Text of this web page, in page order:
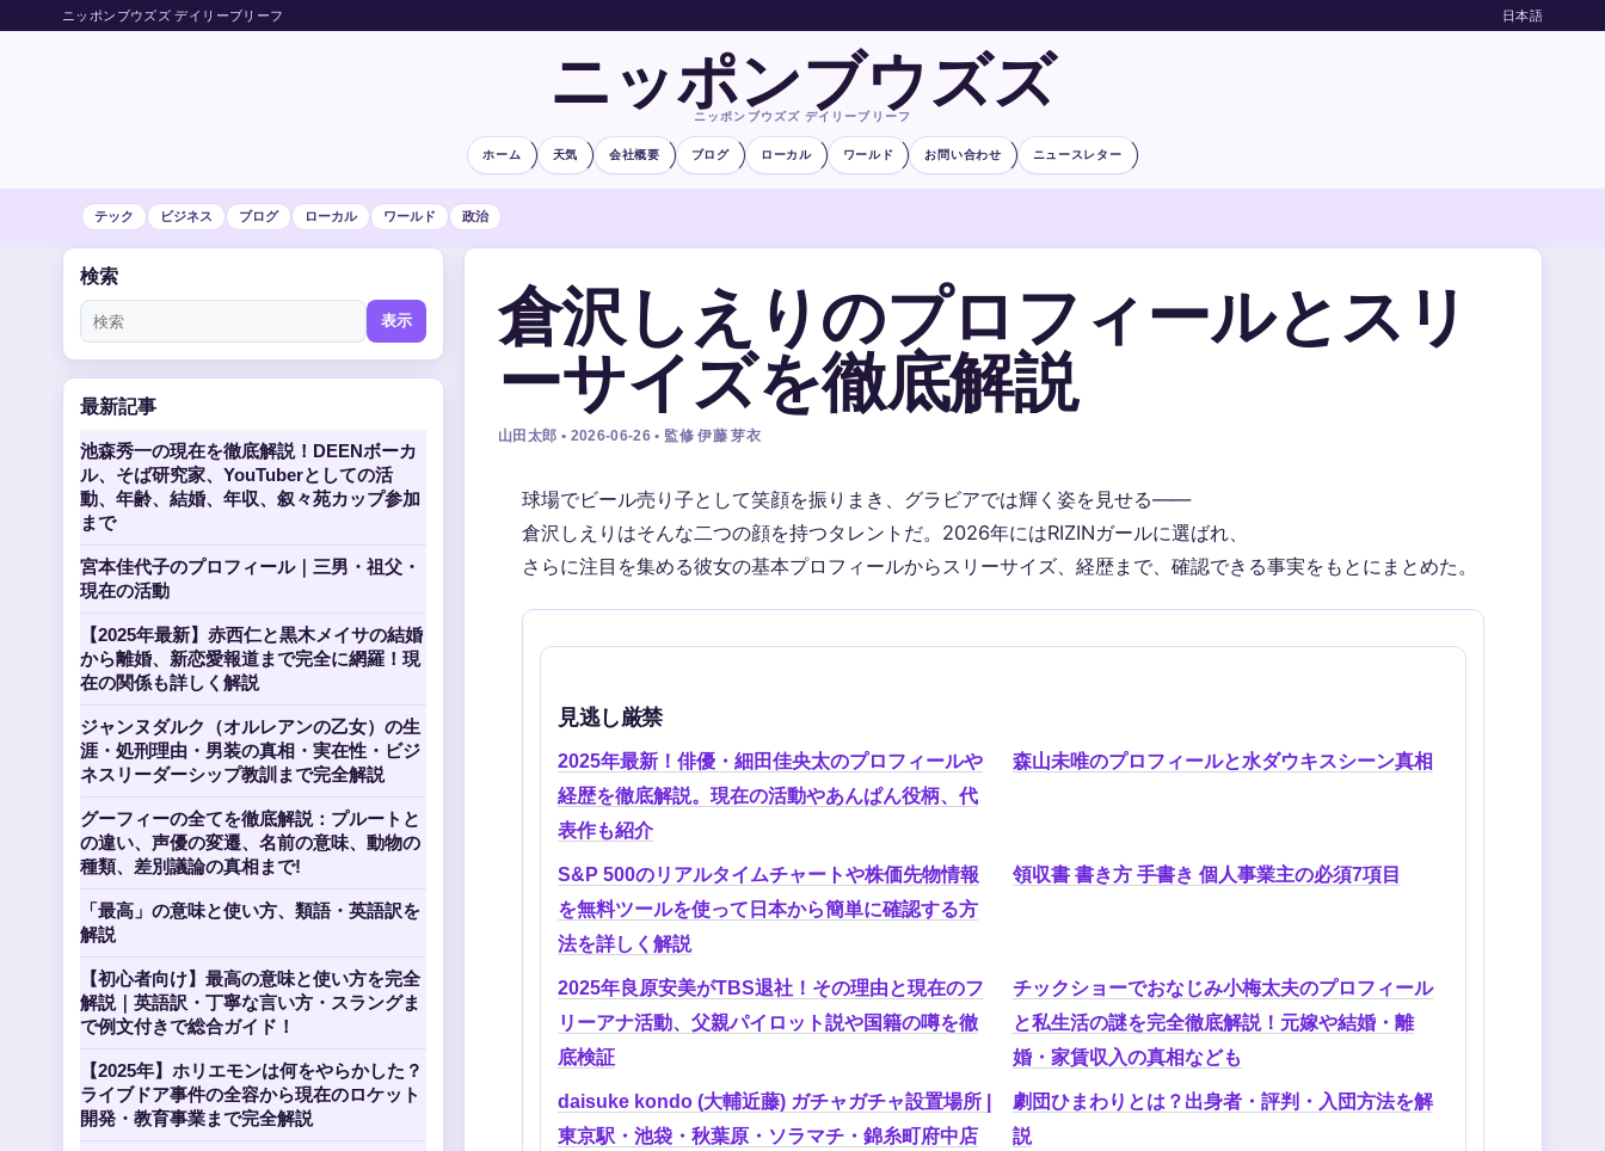
ニッポンブウズズ デイリーブリーフ 日本語
ニッポンブウズズ
ニッポンブウズズ デイリーブリーフ
ホーム 天気 会社概要 ブログ ローカル ワールド お問い合わせ ニュースレター
テック ビジネス ブログ ローカル ワールド 政治
倉沢しえりのプロフィールとスリ
ーサイズを徹底解説
山田太郎 • 2026-06-26 • 監修 伊藤 芽衣
球場でビール売り子として笑顔を振りまき、グラビアでは輝く姿を見せる——
倉沢しえりはそんな二つの顔を持つタレントだ。2026年にはRIZINガールに選ばれ、
さらに注目を集める彼女の基本プロフィールからスリーサイズ、経歴まで、確認できる事実をもとにまとめた。
見逃し厳禁
2025年最新！俳優・細田佳央太のプロフィールや
経歴を徹底解説。現在の活動やあんぱん役柄、代
表作も紹介
森山未唯のプロフィールと水ダウキスシーン真相
S&P 500のリアルタイムチャートや株価先物情報
を無料ツールを使って日本から簡単に確認する方
法を詳しく解説
領収書 書き方 手書き 個人事業主の必須7項目
2025年良原安美がTBS退社！その理由と現在のフ
リーアナ活動、父親パイロット説や国籍の噂を徹
底検証
チックショーでおなじみ小梅太夫のプロフィール
と私生活の謎を完全徹底解説！元嫁や結婚・離
婚・家賃収入の真相なども
daisuke kondo (大輔近藤) ガチャガチャ設置場所 |
東京駅・池袋・秋葉原・ソラマチ・錦糸町府中店
劇団ひまわりとは？出身者・評判・入団方法を解
説
検索
表示
最新記事
池森秀一の現在を徹底解説！DEENボーカ
ル、そば研究家、YouTuberとしての活
動、年齢、結婚、年収、叙々苑カップ参加
まで
宮本佳代子のプロフィール｜三男・祖父・
現在の活動
【2025年最新】赤西仁と黒木メイサの結婚
から離婚、新恋愛報道まで完全に網羅！現
在の関係も詳しく解説
ジャンヌダルク（オルレアンの乙女）の生
涯・処刑理由・男装の真相・実在性・ビジ
ネスリーダーシップ教訓まで完全解説
グーフィーの全てを徹底解説：プルートと
の違い、声優の変遷、名前の意味、動物の
種類、差別議論の真相まで!
「最高」の意味と使い方、類語・英語訳を
解説
【初心者向け】最高の意味と使い方を完全
解説｜英語訳・丁寧な言い方・スラングま
で例文付きで総合ガイド！
【2025年】ホリエモンは何をやらかした？
ライブドア事件の全容から現在のロケット
開発・教育事業まで完全解説